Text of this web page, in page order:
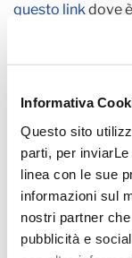
Informativa
Questo sito
parti, per
linea con le sue
informazioni sul
nostri partner
pubblicità e
questo linkdove
Allegati